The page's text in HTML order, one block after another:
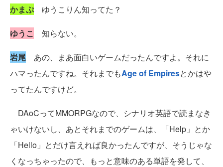
かまぷゆうこりん知ってた？
ゆうこ 知らない。
岩尾 あの、まあ面白いゲームだったんですよ。それに
ハマったんですね。それまでもAge of Empiresとかはや
ってたんですけど。
DAoCってMMORPGなので、シナリオ英語で読まなき
ゃいけないし、あとそれまでのゲームは、「Help」とか
「Hello」とだけ言えれば良かったんですが、そうじゃな
くなっちゃったので、もっと意味のある単語を発して、